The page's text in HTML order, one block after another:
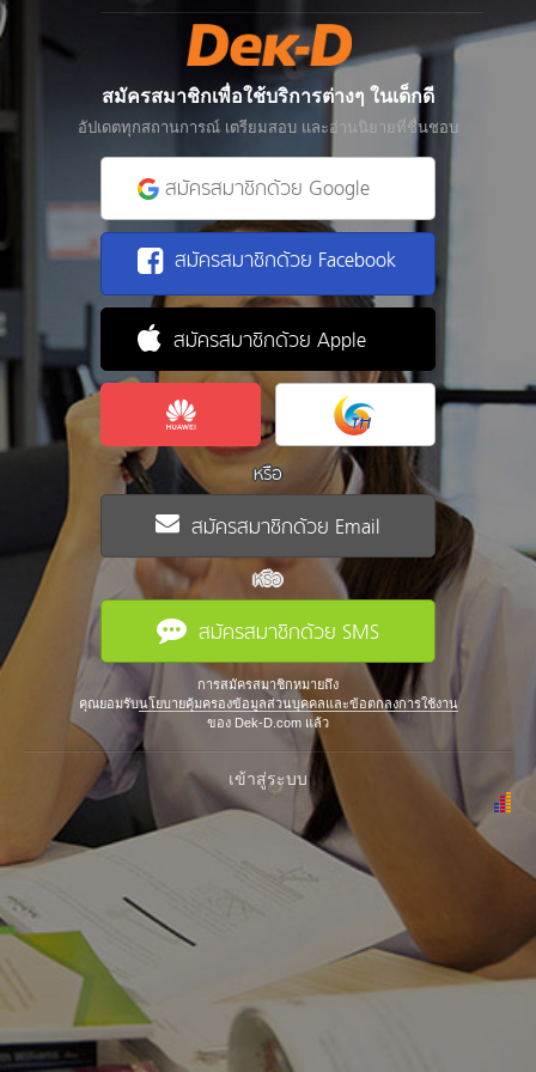
สมัครสมาชิกเพื่อใช้บริการต่างๆ ในเด็กดี
อัปเดตทุกสถานการณ์ เตรียมสอบ และอ่านนิยายที่ชื่นชอบ
สมัครสมาชิกด้วย Google
สมัครสมาชิกด้วย Facebook
สมัครสมาชิกด้วย Apple
หรือ
สมัครสมาชิกด้วย Email
หรือ
สมัครสมาชิกด้วย SMS
การสมัครสมาชิกหมายถึง
คุณยอมรับนโยบายคุ้มครองข้อมูลส่วนบุคคลและข้อตกลงการใช้งาน
ของ Dek-D.com แล้ว
เข้าสู่ระบบ